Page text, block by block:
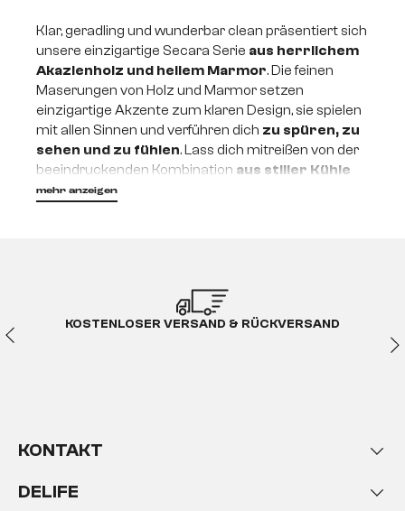
Klar, geradling und wunderbar clean präsentiert sich
unsere einzigartige Secara Serie aus herrlichem
Akazienholz und hellem Marmor. Die feinen
Maserungen von Holz und Marmor setzen
einzigartige Akzente zum klaren Design, sie spielen
mit allen Sinnen und verführen dich zu spüren, zu
sehen und zu fühlen. Lass dich mitreißen von der
beeindruckenden Kombination aus stiller Kühle
und vibrierender Lebendigkeit
mehr anzeigen
KOSTENLOSER VERSAND & RÜCKVERSAND
KONTAKT
DELIFE